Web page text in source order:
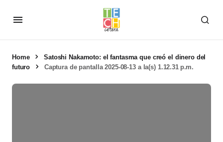
Home
Satoshi Nakamoto: el fantasma que creó el dinero del
futuro
Captura de pantalla 2025-08-13 a la(s) 1.12.31 p.m.